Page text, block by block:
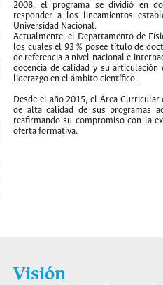
2008, el programa se dividió en
responder a los lineamientos
Universidad Nacional.
Actualmente, el Departamento de
los cuales el 93 % posee título de
de referencia a nivel nacional e
docencia de calidad y su
liderazgo en el ámbito científico.
Desde el año 2015, el Área
de alta calidad de sus programas
reafirmando su compromiso con la
oferta formativa.
Visión